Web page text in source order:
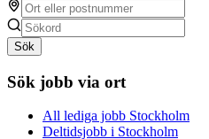
Sök
Sök jobb via ort
All lediga jobb Stockholm
Deltidsjobb i Stockholm